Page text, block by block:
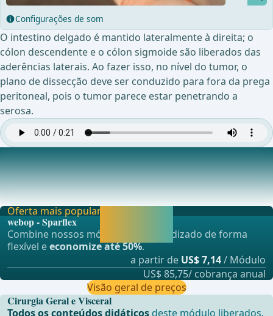
Configurações de som
O intestino delgado é mantido lateralmente à direita; o
cólon descendente e o cólon sigmoide são liberados das
aderências laterais. Ao fazer isso, no nível do tumor, o
plano de dissecção deve ser conduzido para fora da prega
peritoneal, pois o tumor parece estar penetrando a
serosa.
Entrada na bolsa omental
Abertura da bolsa omental destacando o omento maior do
c&#xF3;lon transverso &#xE0; esquerda do loc
Oferta mais popular
webop - Sparflex
Combine nossos módulos de aprendizado de forma
flexível eeconomize até 50%.
a partir de US$ 7,14/ Módulo
US$ 85,75/ cobrança anual
Visão geral de preços
Cirurgia Geral e Visceral
Todos os conteúdos didáticos deste módulo liberados.